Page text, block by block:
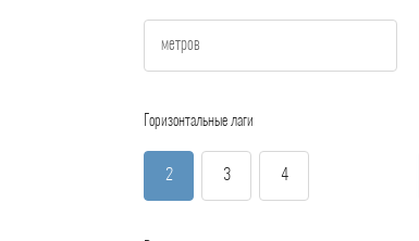
Горизонтальные лаги
2 3 4